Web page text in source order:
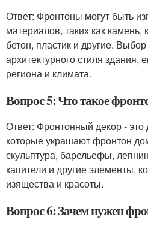
Ответ: Фронтоны могут быть
материалов, таких как камень,
бетон, пластик и другие.
архитектурного стиля здания,
региона и климата.
Вопрос 5: Что такое
Ответ: Фронтонный декор -
которые украшают фронтон
скульптура, барельефы,
капители и другие элементы,
изящества и красоты.
Вопрос 6: Зачем нужен